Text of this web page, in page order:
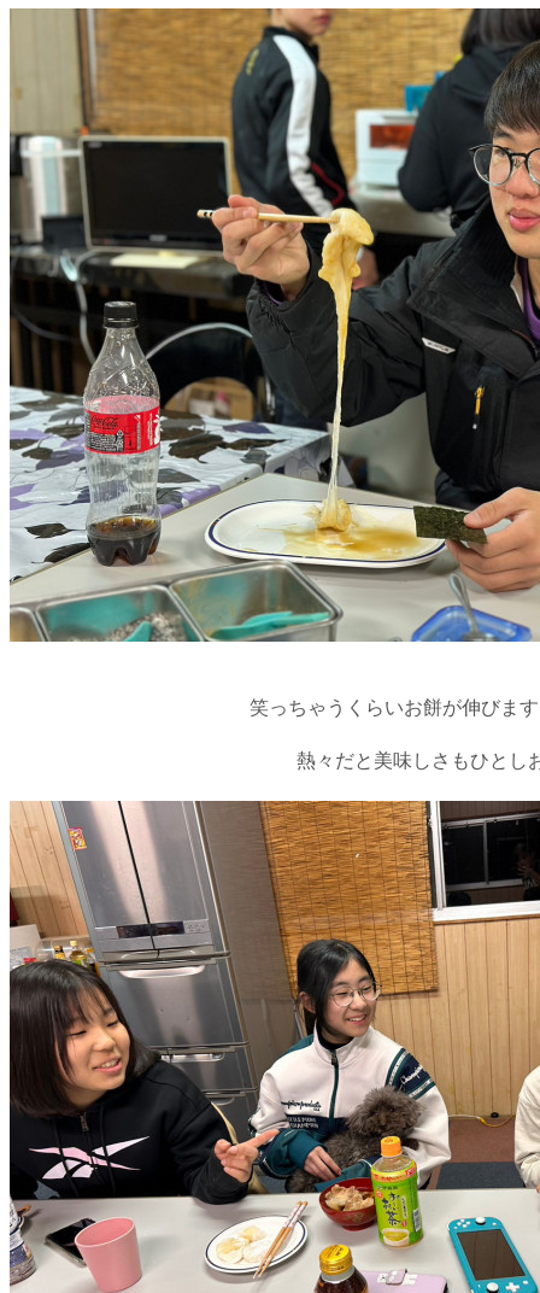
笑っちゃうくらいお餅が伸びま
熱々だと美味しさもひとし